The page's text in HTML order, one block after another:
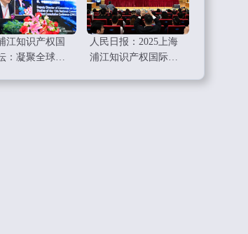
江知识产权国
：凝聚全球智
人民日报：2025上海
浦江知识产权国际论